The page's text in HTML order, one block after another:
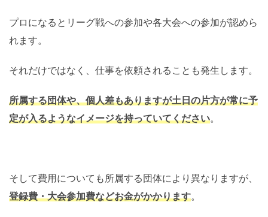
プロになるとリーグ戦への参加や各大会への参加が認めら
れます。
それだけではなく、仕事を依頼されることも発生します。
所属する団体や、個人差もありますが土日の片方が常に予
定が入るようなイメージを持っていてください。
そして費用についても所属する団体により異なりますが、
登録費・大会参加費などお金がかかります。